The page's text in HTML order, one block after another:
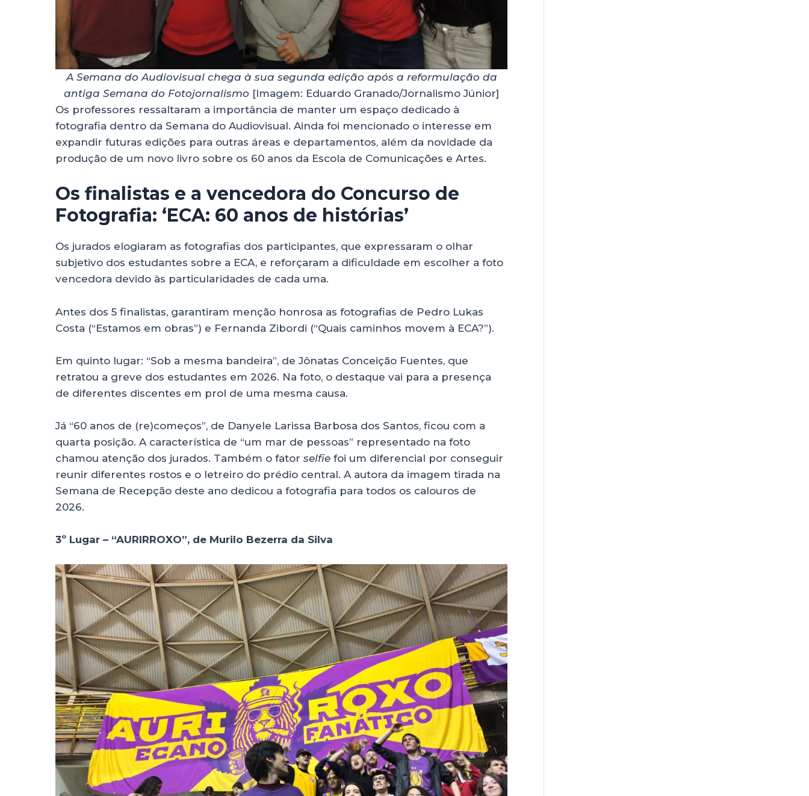
A Semana do Audiovisual chega à sua segunda edição após a reformulação da
antiga Semana do Fotojornalismo [Imagem: Eduardo Granado/Jornalismo Júnior]
Os professores ressaltaram a importância de manter um espaço dedicado à
fotografia dentro da Semana do Audiovisual. Ainda foi mencionado o interesse em
expandir futuras edições para outras áreas e departamentos, além da novidade da
produção de um novo livro sobre os 60 anos da Escola de Comunicações e Artes.
Os finalistas e a vencedora do Concurso de
Fotografia: ‘ECA: 60 anos de histórias’
Os jurados elogiaram as fotografias dos participantes, que expressaram o olhar
subjetivo dos estudantes sobre a ECA, e reforçaram a dificuldade em escolher a foto
vencedora devido às particularidades de cada uma.
Antes dos 5 finalistas, garantiram menção honrosa as fotografias de Pedro Lukas
Costa (“Estamos em obras”) e Fernanda Zibordi (“Quais caminhos movem à ECA?”).
Em quinto lugar: “Sob a mesma bandeira”, de Jônatas Conceição Fuentes, que
retratou a greve dos estudantes em 2026. Na foto, o destaque vai para a presença
de diferentes discentes em prol de uma mesma causa.
Já “60 anos de (re)começos”, de Danyele Larissa Barbosa dos Santos, ficou com a
quarta posição. A característica de “um mar de pessoas” representado na foto
chamou atenção dos jurados. Também o fator selfie foi um diferencial por conseguir
reunir diferentes rostos e o letreiro do prédio central. A autora da imagem tirada na
Semana de Recepção deste ano dedicou a fotografia para todos os calouros de
2026.
3º Lugar – “AURIRROXO”, de Murilo Bezerra da Silva